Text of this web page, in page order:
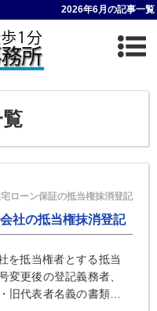
2026年6月の記事一覧
ローン保証の抵当権抹消登記
社の抵当権抹消登記
を抵当権者とする抵当
変更後の登記義務者、
旧代表者名義の書類の